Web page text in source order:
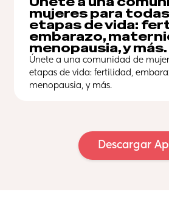
mujeres para
etapas de vida:
embarazo,
menopausia, y más.
Únete a una comunidad de
etapas de vida: fertilidad,
menopausia, y más.
Descargar